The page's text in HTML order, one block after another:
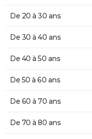
De 20 à 30 ans
De 30 à 40 ans
De 40 à 50 ans
De 50 à 60 ans
De 60 à 70 ans
De 70 à 80 ans